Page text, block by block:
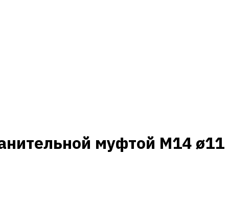
муфтой M14 ø11